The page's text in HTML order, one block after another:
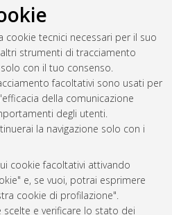
tecnici necessari per il suo
strumenti di tracciamento
con il tuo consenso.
facoltativi sono usati per
della comunicazione
degli utenti.
la navigazione solo con i
cookie facoltativi attivando
e, se vuoi, potrai esprimere
cookie di profilazione".
e verificare lo stato dei
riconoscimento di impronte
Bologna, Corso di Studio in
[L-DM270] - Cesena
ilSun Aug 9 01:01:55 2026
CEST